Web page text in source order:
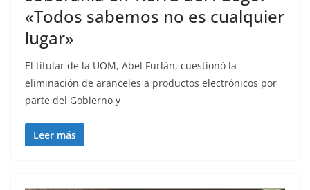
«Todos sabemos no es cualquier
lugar»
El titular de la UOM, Abel Furlán, cuestionó la
eliminación de aranceles a productos electrónicos por
parte del Gobierno y
Leer más